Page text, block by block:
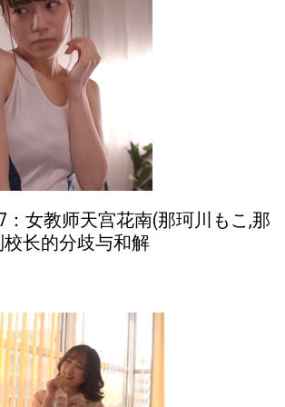
：女教师天宫花南(那珂川もこ,那
长的分歧与和解